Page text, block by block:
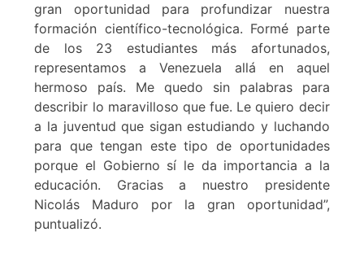
gran oportunidad para profundizar nuestra
formación científico-tecnológica. Formé parte
de los 23 estudiantes más afortunados,
representamos a Venezuela allá en aquel
hermoso país. Me quedo sin palabras para
describir lo maravilloso que fue. Le quiero decir
a la juventud que sigan estudiando y luchando
para que tengan este tipo de oportunidades
porque el Gobierno sí le da importancia a la
educación. Gracias a nuestro presidente
Nicolás Maduro por la gran oportunidad”,
puntualizó.